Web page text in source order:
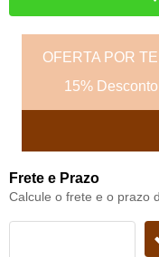
OFERTA POR
15%
Frete e Prazo
Calcule o frete e o prazo